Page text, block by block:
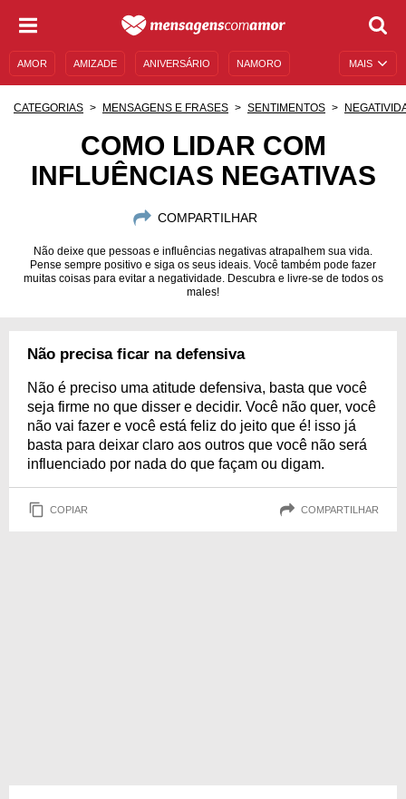
MAIS
AMOR AMIZADE ANIVERSÁRIO NAMORO
MENSAGENS E FRASES MENSAGENS DE ANIVERSÁRIO
CATEGORIAS MENSAGENS E FRASES SENTIMENTOS
COMO LIDAR COM
INFLUÊNCIAS NEGATIVAS
COMPARTILHAR
Não deixe que pessoas e influências negativas atrapalhem sua vida.
Pense sempre positivo e siga os seus ideais. Você também pode fazer
muitas coisas para evitar a negatividade. Descubra e livre-se de todos os
males!
Não precisa ficar na defensiva
Não é preciso uma atitude defensiva, basta que você
seja firme no que disser e decidir. Você não quer, você
não vai fazer e você está feliz do jeito que é! isso já
basta para deixar claro aos outros que você não será
influenciado por nada do que façam ou digam.
COPIAR COMPARTILHAR